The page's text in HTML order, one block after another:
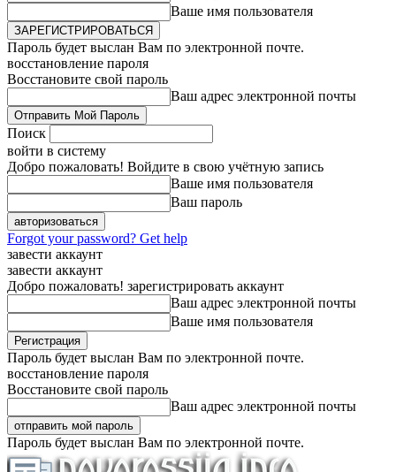
Ваше имя пользователя
Пароль будет выслан Вам по электронной почте.
восстановление пароля
Восстановите свой пароль
Ваш адрес электронной почты
Поиск
войти в систему
Добро пожаловать! Войдите в свою учётную запись
Ваше имя пользователя
Ваш пароль
Forgot your password? Get help
завести аккаунт
завести аккаунт
Добро пожаловать! зарегистрировать аккаунт
Ваш адрес электронной почты
Ваше имя пользователя
Пароль будет выслан Вам по электронной почте.
восстановление пароля
Восстановите свой пароль
Ваш адрес электронной почты
Пароль будет выслан Вам по электронной почте.